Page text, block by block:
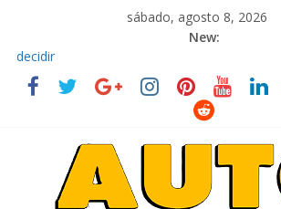
sábado, agosto 8, 2026
New:
El costo de tener un vehículo gana
decidir
Ultima película ‘Spider‑Man: Brand New
La Vuelta al Ecuador 2026, edición 47ª,